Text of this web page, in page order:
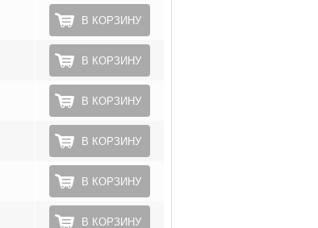
В КОРЗИНУ
В КОРЗИНУ
В КОРЗИНУ
В КОРЗИНУ
В КОРЗИНУ
В КОРЗИНУ